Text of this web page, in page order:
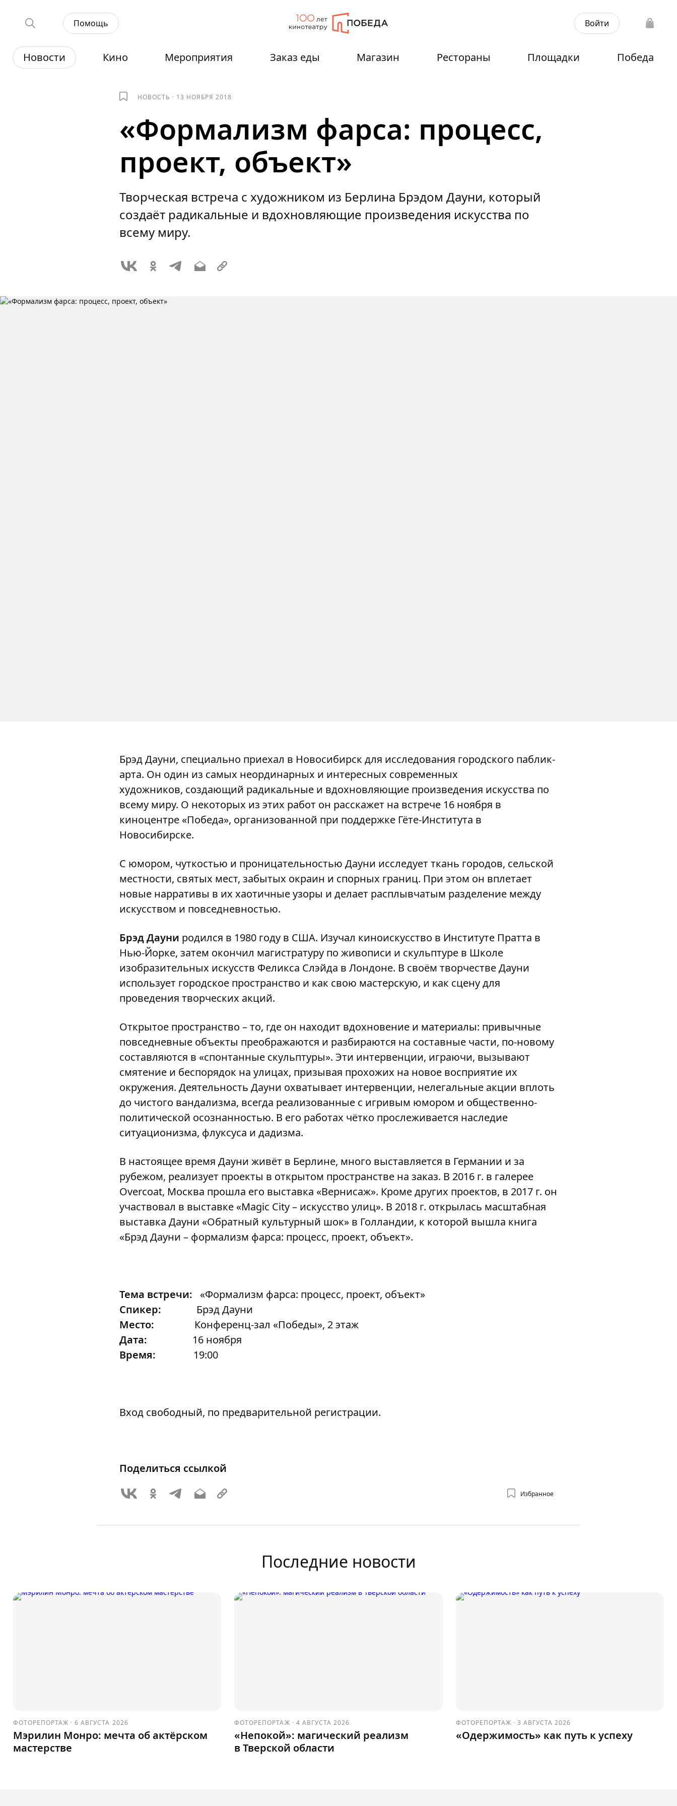
Помощь Войти
Новости Кино Мероприятия Заказ еды Магазин Рестораны Площадки Победа
НОВОСТЬ · 13 НОЯБРЯ 2018
«Формализм фарса: процесс,
проект, объект»
Творческая встреча с художником из Берлина Брэдом Дауни, который
создаёт радикальные и вдохновляющие произведения искусства по
всему миру.
Брэд Дауни, специально приехал в Новосибирск для исследования городского паблик-
арта. Он один из самых неординарных и интересных современных
художников, создающий радикальные и вдохновляющие произведения искусства по
всему миру. О некоторых из этих работ он расскажет на встрече 16 ноября в
киноцентре «Победа», организованной при поддержке Гёте-Института в
Новосибирске.
С юмором, чуткостью и проницательностью Дауни исследует ткань городов, сельской
местности, святых мест, забытых окраин и спорных границ. При этом он вплетает
новые нарративы в их хаотичные узоры и делает расплывчатым разделение между
искусством и повседневностью.
Брэд Дауни родился в 1980 году в США. Изучал киноискусство в Институте Пратта в
Нью-Йорке, затем окончил магистратуру по живописи и скульптуре в Школе
изобразительных искусств Феликса Слэйда в Лондоне. В своём творчестве Дауни
использует городское пространство и как свою мастерскую, и как сцену для
проведения творческих акций.
Открытое пространство – то, где он находит вдохновение и материалы: привычные
повседневные объекты преображаются и разбираются на составные части, по-новому
составляются в «спонтанные скульптуры». Эти интервенции, играючи, вызывают
смятение и беспорядок на улицах, призывая прохожих на новое восприятие их
окружения. Деятельность Дауни охватывает интервенции, нелегальные акции вплоть
до чистого вандализма, всегда реализованные с игривым юмором и общественно-
политической осознанностью. В его работах чётко прослеживается наследие
ситуационизма, флуксуса и дадизма.
В настоящее время Дауни живёт в Берлине, много выставляется в Германии и за
рубежом, реализует проекты в открытом пространстве на заказ. В 2016 г. в галерее
Overcoat, Москва прошла его выставка «Вернисаж». Кроме других проектов, в 2017 г. он
участвовал в выставке «Magic City – искусство улиц». В 2018 г. открылась масштабная
выставка Дауни «Обратный культурный шок» в Голландии, к которой вышла книга
«Брэд Дауни – формализм фарса: процесс, проект, объект».
Тема встречи: «Формализм фарса: процесс, проект, объект»
Спикер: Брэд Дауни
Место: Конференц-зал «Победы», 2 этаж
Дата: 16 ноября
Время:
19:00
Вход свободный, по предварительной регистрации.
Избранное
Поделиться ссылкой
Последние новости
ФОТОРЕПОРТАЖ ·6 АВГУСТА 2026
Мэрилин Монро: мечта об актёрском
мастерстве
ФОТОРЕПОРТАЖ · 4 АВГУСТА 2026
«Непокой»: магический реализм
в Тверской области
ФОТОРЕПОРТАЖ · 3 АВГУСТА 2026
«Одержимость» как путь к успеху